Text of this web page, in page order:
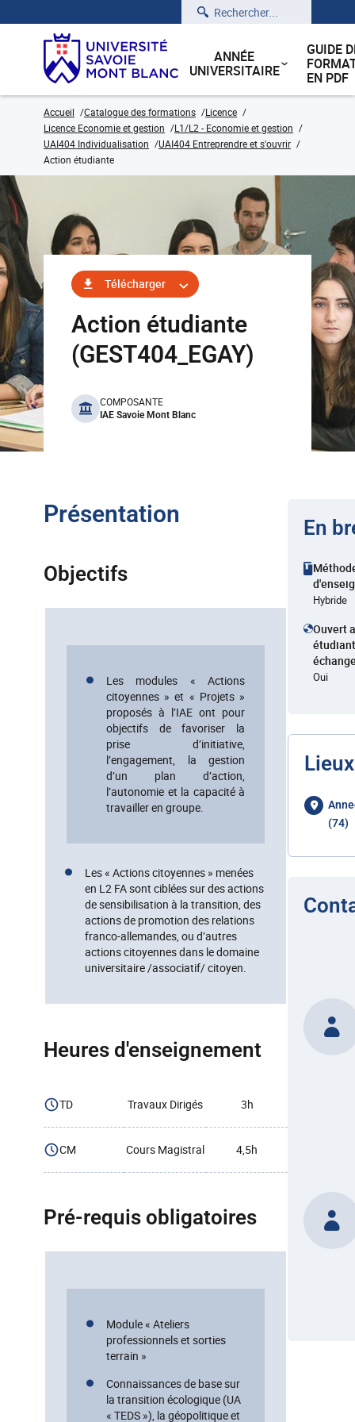
Rechercher
ANNÉE
UNIVERSITAIRE
GUIDE
EN PDF
Accueil Catalogue des formations
Licence
Licence Economie et gestion
L1/L2 - Economie et gestion
UAI404 Individualisation
UAI404 Entreprendre et s'ouvrir
Action étudiante
Télécharger
Action étudiante
(GEST404_EGAY)
benefits
COMPOSANTE
IAE Savoie Mont Blanc
Présentation
Objectifs
Les modules « Actions
citoyennes » et « Projets »
proposés à l’IAE ont pour
objectifs de favoriser la
prise d’initiative,
l’engagement, la gestion
d’un plan d’action,
l’autonomie et la capacité à
travailler en groupe.
Les « Actions citoyennes » menées
en L2 FA sont ciblées sur des actions
de sensibilisation à la transition, des
actions de promotion des relations
franco-allemandes, ou d’autres
actions citoyennes dans le domaine
universitaire /associatif/ citoyen.
Heures d'enseignement
TD Travaux Dirigés 3h
CM Cours Magistral 4,5h
Pré-requis obligatoires
Module « Ateliers
professionnels et sorties
terrain »
Connaissances de base sur
la transition écologique (UA
« TEDS »), la géopolitique et
En
Hybride
Ouvert
Oui
Lieux
(74)